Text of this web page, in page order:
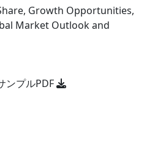
Growth Opportunities,
Market Outlook and
ンプルPDF